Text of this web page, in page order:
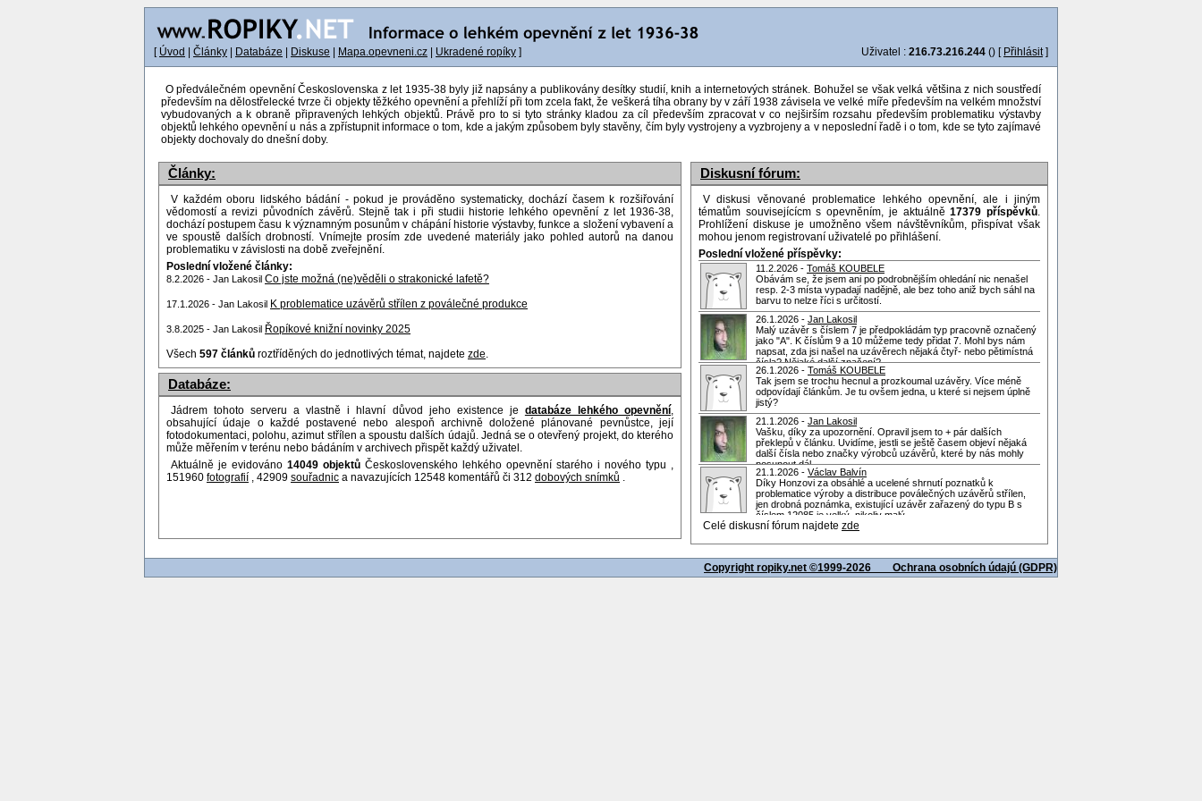
[ Úvod Články Databáze Diskuse Mapa.opevneni.cz Ukradené ropíky ] Uživatel : 216.73.216.244 () [ Přihlásit]
O předválečném opevnění Československa z let 1935-38 byly již napsány a publikovány desítky studií, knih a internetových stránek. Bohužel se však velká většina z nich soustředí
především na dělostřelecké tvrze či objekty těžkého opevnění a přehlíží při tom zcela fakt, že veškerá tíha obrany by v září 1938 závisela ve velké míře především na velkém množství
vybudovaných a k obraně připravených lehkých objektů. Právě pro to si tyto stránky kladou za cíl především zpracovat v co nejširším rozsahu především problematiku výstavby
objektů lehkého opevnění u nás a zpřístupnit informace o tom, kde a jakým způsobem byly stavěny, čím byly vystrojeny a vyzbrojeny a v neposlední řadě i o tom, kde se tyto zajímavé
objekty dochovaly do dnešní doby.
Diskusní fórum:
V diskusi věnované problematice lehkého opevnění, ale i jiným
tématům souvisejícícm s opevněním, je aktuálně17379 příspěvků.
Prohlížení diskuse je umožněno všem návštěvníkům, přispívat však
mohou jenom registrovaní uživatelé po přihlášení.
Poslední vložené příspěvky:
11.2.2026 - Tomáš KOUBELE
Obávám se, že jsem ani po podrobnějším ohledání nic nenašel
resp. 2-3 místa vypadají nadějně, ale bez toho aniž bych sáhl na
barvu to nelze říci s určitostí.
26.1.2026 - Jan Lakosil
Malý uzávěr s číslem 7 je předpokládám typ pracovně označený
jako "A". K číslům 9 a 10 můžeme tedy přidat 7. Mohl bys nám
napsat, zda jsi našel na uzávěrech nějaká čtyř- nebo pětimístná
čísla? Nějaké další značení?
26.1.2026 - Tomáš KOUBELE
Tak jsem se trochu hecnul a prozkoumal uzávěry. Více méně
odpovídají článkům. Je tu ovšem jedna, u které si nejsem úplně
jistý?
21.1.2026 - Jan Lakosil
Vašku, díky za upozornění. Opravil jsem to + pár dalších
překlepů v článku. Uvidíme, jestli se ještě časem objeví nějaká
další čísla nebo značky výrobců uzávěrů, které by nás mohly
posunout dál.
21.1.2026 - Václav Balvín
Díky Honzovi za obsáhlé a ucelené shrnutí poznatků k
problematice výroby a distribuce poválečných uzávěrů střílen,
jen drobná poznámka, existující uzávěr zařazený do typu B s
číslem 12085 je velký, nikoliv malý.
Celé diskusní fórum najdete zde
Články:
V každém oboru lidského bádání - pokud je prováděno systematicky, dochází časem k rozšiřování
vědomostí a revizi původních závěrů. Stejně tak i při studii historie lehkého opevnění z let 1936-38,
dochází postupem času k významným posunům v chápání historie výstavby, funkce a složení vybavení a
ve spoustě dalších drobností. Vnímejte prosím zde uvedené materiály jako pohled autorů na danou
problematiku v závislosti na době zveřejnění.
Poslední vložené články:
8.2.2026 - Jan Lakosil Co jste možná (ne)věděli o strakonické lafetě?
17.1.2026 - Jan Lakosil K problematice uzávěrů střílen z poválečné produkce
3.8.2025 - Jan Lakosil Řopíkové knižní novinky 2025
Všech 597 článků roztříděných do jednotlivých témat, najdete zde.
Databáze:
Jádrem tohoto serveru a vlastně i hlavní důvod jeho existence je databáze lehkého opevnění,
obsahující údaje o každé postavené nebo alespoň archivně doložené plánované pevnůstce, její
fotodokumentaci, polohu, azimut střílen a spoustu dalších údajů. Jedná se o otevřený projekt, do kterého
může měřením v terénu nebo bádáním v archivech přispět každý uživatel.
Aktuálně je evidováno 14049 objektů Československého lehkého opevnění starého i nového typu ,
151960 fotografií , 42909 souřadnic a navazujících 12548 komentářů či 312 dobových snímků .
Copyright ropiky.net ©1999-2026 Ochrana osobních údajú (GDPR)